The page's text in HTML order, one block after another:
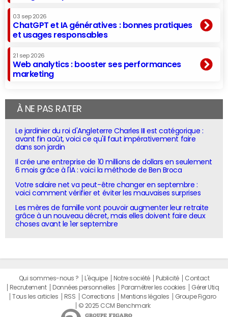
03 sep 2026
ChatGPT et IA génératives : bonnes pratiques
et usages responsables
21 sep 2026
Web analytics : booster ses performances
marketing
À NE PAS RATER
Le jardinier du roi d'Angleterre Charles III est catégorique :
avant fin août, voici ce qu'il faut impérativement faire
dans son jardin
Il crée une entreprise de 10 millions de dollars en seulement
6 mois grâce à l'IA : voici la méthode de Ben Broca
Votre salaire net va peut-être changer en septembre :
voici comment vérifier et éviter les mauvaises surprises
Les mères de famille vont pouvoir augmenter leur retraite
grâce à un nouveau décret, mais elles doivent faire deux
choses avant le 1er septembre
Qui sommes-nous ? L'équipe Notre société Publicité
Contact
Recrutement
Données personnelles Paramétrer les cookies
Gérer Utiq
Tous les articles
RSS Corrections Mentions légales
Groupe Figaro
© 2025 CCM Benchmark